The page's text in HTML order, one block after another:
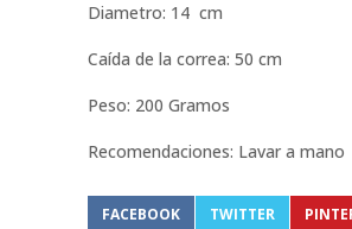
Diametro: 14 cm
Caída de la correa: 50 cm
Peso: 200 Gramos
Recomendaciones: Lavar a mano
FACEBOOK TWITTER